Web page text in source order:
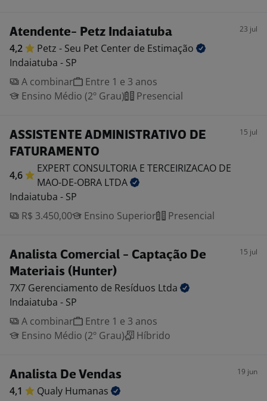
Atendente- Petz Indaiatuba 23 jul
4,2 Petz - Seu Pet Center de Estimação
Indaiatuba - SP
A combinar
Entre 1 e 3 anos
Ensino Médio (2º Grau)
Presencial
ASSISTENTE ADMINISTRATIVO DE
FATURAMENTO
15 jul
4,6
EXPERT CONSULTORIA E TERCEIRIZACAO DE
MAO-DE-OBRA LTDA
Indaiatuba - SP
R$ 3.450,00
Ensino Superior Presencial
Analista Comercial - Captação De
Materiais (Hunter)
15 jul
7X7 Gerenciamento de Resíduos Ltda
Indaiatuba - SP
A combinar
Entre 1 e 3 anos
Ensino Médio (2º Grau)
Híbrido
Analista De Vendas 19 jun
4,1 Qualy Humanas